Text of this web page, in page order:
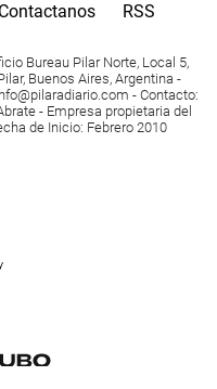
Contactanos RSS
Bureau Pilar Norte, Local 5,
Buenos Aires, Argentina -
- Contacto:
- Empresa propietaria del
de Inicio: Febrero 2010